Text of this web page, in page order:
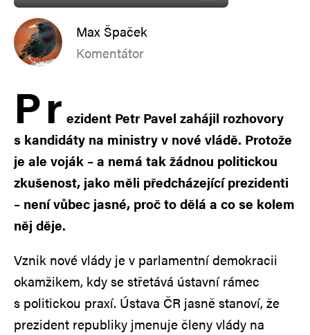
Max Špaček
Komentátor
Pr ezident Petr Pavel zahájil rozhovory
s kandidáty na ministry v nové vládě. Protože
je ale voják – a nemá tak žádnou politickou
zkušenost, jako měli předcházející prezidenti
– není vůbec jasné, proč to dělá a co se kolem
něj děje.
Vznik nové vlády je v parlamentní demokracii
okamžikem, kdy se střetává ústavní rámec
s politickou praxí. Ústava ČR jasně stanoví, že
prezident republiky jmenuje členy vlády na